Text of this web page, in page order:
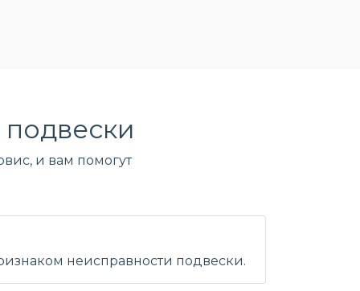
и вам помогут
неисправности подвески.